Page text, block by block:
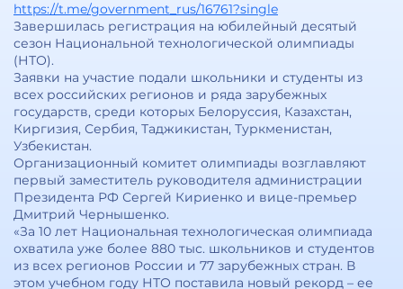
https://t.me/government_rus/16761?single
Завершилась регистрация на юбилейный десятый
сезон Национальной технологической олимпиады
(НТО).
Заявки на участие подали школьники и студенты из
всех российских регионов и ряда зарубежных
государств, среди которых Белоруссия, Казахстан,
Киргизия, Сербия, Таджикистан, Туркменистан,
Узбекистан.
Организационный комитет олимпиады возглавляют
первый заместитель руководителя администрации
Президента РФ Сергей Кириенко и вице-премьер
Дмитрий Чернышенко.
«За 10 лет Национальная технологическая олимпиада
охватила уже более 880 тыс. школьников и студентов
из всех регионов России и 77 зарубежных стран. В
этом учебном году НТО поставила новый рекорд – ее